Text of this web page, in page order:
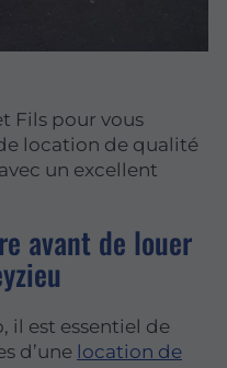
Fils pour vous
location de qualité
un excellent
avant de louer
il est essentiel de
d’une location de